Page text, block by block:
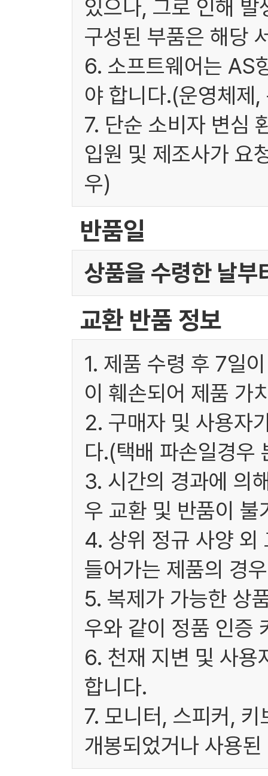
있으나, 그로 인해
구성된 부품은 해당
6. 소프트웨어는 AS
야 합니다.(운영체제
7. 단순 소비자 변심
입원 및 제조사가 요
우)
반품일
상품을 수령한 날부
교환 반품 정보
1. 제품 수령 후 7일
이 훼손되어 제품 가
2. 구매자 및 사용자
다.(택배 파손일경우
3. 시간의 경과에 의
우 교환 및 반품이 불
4. 상위 정규 사양 외
들어가는 제품의 경
5. 복제가 가능한 상
우와 같이 정품 인증
6. 천재 지변 및 사용
합니다.
7. 모니터, 스피커,
개봉되었거나 사용